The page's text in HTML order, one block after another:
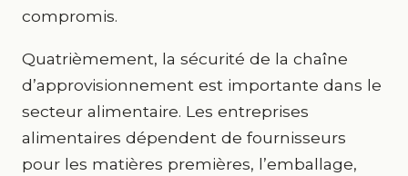
compromis.
Quatrièmement, la sécurité de la chaîne
d’approvisionnement est importante dans le
secteur alimentaire. Les entreprises
alimentaires dépendent de fournisseurs
pour les matières premières, l’emballage,